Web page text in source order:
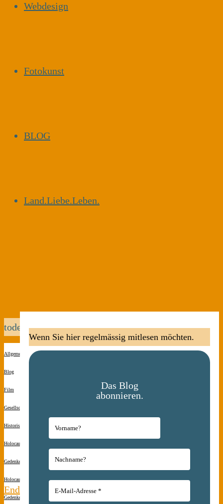
Webdesign
Fotokunst
BLOG
Land.Liebe.Leben.
todeszug
Allgemein
Blog
Film
Gesellschaft
Historisches
Holocaust-
Gedenken
Holocaust-
Gedenken
Endstation
Wenn Sie hier regelmässig mitlesen möchten.
Das Blog
abonnieren.